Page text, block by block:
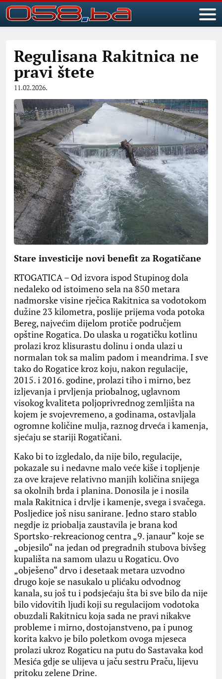
Regulisana Rakitnica ne
pravi štete
11.02.2026.
Stare investicije novi benefit za Rogatičane
RTOGATICA – Od izvora ispod Stupinog dola
nedaleko od istoimeno sela na 850 metara
nadmorske visine rječica Rakitnica sa vodotokom
dužine 23 kilometra, poslije prijema voda potoka
Bereg, najvećim dijelom protiče područjem
opštine Rogatica. Do ulaska u rogatičku kotlinu
prolazi kroz klisurastu dolinu i onda ulazi u
normalan tok sa malim padom i meandrima. I sve
tako do Rogatice kroz koju, nakon regulacije,
2015. i 2016. godine, prolazi tiho i mirno, bez
izljevanja i prvljenja priobalnog, uglavnom
visokog kvaliteta poljoprivrednog zemljišta na
kojem je svojevremeno, a godinama, ostavljala
ogromne količine mulja, raznog drveća i kamenja,
sjećaju se stariji Rogatičani.
Kako bi to izgledalo, da nije bilo, regulacije,
pokazale su i nedavne malo veće kiše i topljenje
za ove krajeve relativno manjih količina snijega
sa okolnih brda i planina. Donosila je i nosila
mala Rakitnica i drvlje i kamenje, svega i svačega.
Posljedice još nisu sanirane. Jedno staro stablo
negdje iz priobalja zaustavila je brana kod
Sportsko-rekreacionog centra „9. janaur“ koje se
„objesilo“ na jedan od pregradnih stubova bivšeg
kupališta na samom ulazu u Rogaticu. Ovo
„obješeno“ drvo i desetaak metara uzvodno
drugo koje se nasukalo u plićaku odvodnog
kanala, su još tu i podsjećaju šta bi sve bilo da nije
bilo vidovitih ljudi koji su regulacijom vodotoka
obuzdali Rakitnicu koja sada ne pravi nikakve
probleme i mirno, dostojanstveno, pa i punog
korita kakvo je bilo poletkom ovoga mjeseca
prolazi ukroz Rogaticu na putu do Sastavaka kod
Mesića gdje se ulijeva u jaču sestru Praču, lijevu
pritoku zelene Drine.